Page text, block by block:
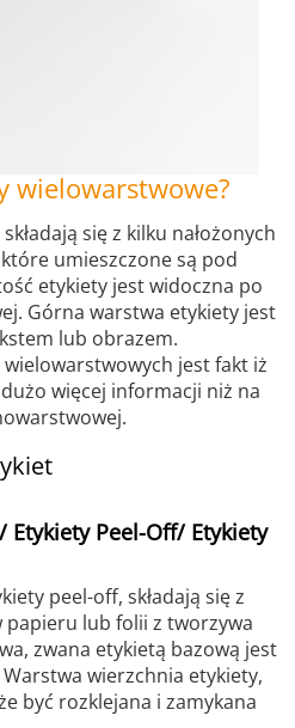
wielowarstwowe?
się z kilku nałożonych
umieszczone są pod
etykiety jest widoczna po
Górna warstwa etykiety jest
lub obrazem.
jest fakt iż
więcej informacji niż na
Etykiety Peel-Off/ Etykiety
peel-off, składają się z
lub folii z tworzywa
zwana etykietą bazową jest
wierzchnia etykiety,
być rozklejana i zamykana